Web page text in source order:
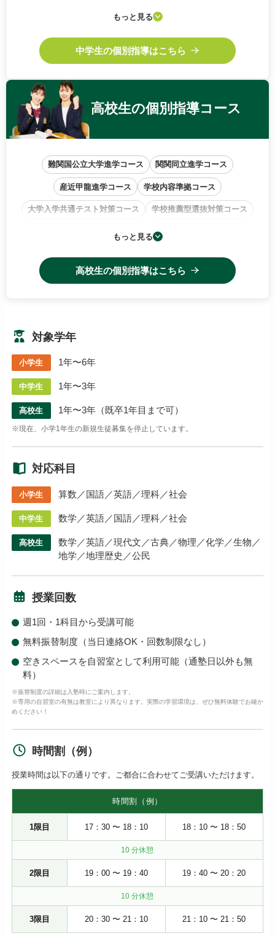
学校内容準拠コース 基礎から始めるコース
もっと見る
中学生の個別指導はこちら
高校生の個別指導コース
難関国公立大学進学コース 関関同立進学コース
産近甲龍進学コース 学校内容準拠コース
大学入学共通テスト対策コース 学校推薦型選抜対策コース
小論文・作文特訓コース
もっと見る
高校生の個別指導はこちら
対象学年
小学生 1年〜6年
中学生 1年〜3年
高校生 1年〜3年（既卒1年目まで可）
※現在、小学1年生の新規生徒募集を停止しています。
対応科目
小学生 算数／国語／英語／理科／社会
中学生 数学／英語／国語／理科／社会
高校生
数学／英語／現代文／古典／物理／化学／生物／
地学／地理歴史／公民
授業回数
週1回・1科目から受講可能
無料振替制度（当日連絡OK・回数制限なし）
空きスペースを自習室として利用可能（通塾日以外も無
料）
※振替制度の詳細は入塾時にご案内します。
※専用の自習室の有無は教室により異なります。実際の学習環境は、ぜひ無料体験でお確か
めください！
時間割（例）
授業時間は以下の通りです。ご都合に合わせてご受講いただけます。
時間割（例）
1限目 17：30 〜 18：10 18：10 〜 18：50
10 分休憩
2限目 19：00 〜 19：40 19：40 〜 20：20
10 分休憩
3限目 20：30 〜 21：10 21：10 〜 21：50